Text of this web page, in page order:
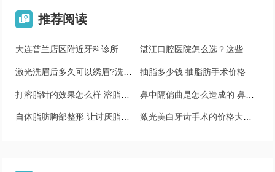
 推荐阅读
大连普兰店区附近牙科诊所有哪些_口碑医院推荐 湛江口腔医院怎么选？这些医院实力在线，看完再决定！
激光洗眉后多久可以绣眉?洗眉后多长时间能再绣眉? 抽脂多少钱 抽脂肪手术价格
打溶脂针的效果怎么样 溶脂针需要打几次
自体脂肪胸部整形 让讨厌脂肪变成宝 激光美白牙齿手术的价格大约是多少钱，有什么优势